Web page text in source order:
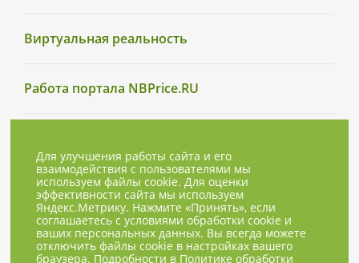
Виртуальная реальность
Работа портала NBPrice.RU
Для улучшения работы сайта и его
взаимодействия с пользователями мы
используем файлы cookie. Для оценки
эффективности сайта мы используем
Яндекс.Метрику. Нажмите «Принять», если
соглашаетесь с условиями обработки cookie и
ваших персональных данных. Вы всегда можете
отключить файлы cookie в настройках вашего
браузера. Подробности в Политике обработки